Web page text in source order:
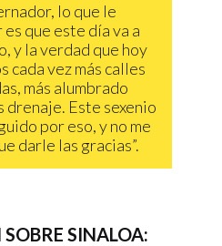
lo que le
que este día va a
y la verdad que hoy
cada vez más calles
más alumbrado
drenaje. Este sexenio
por eso, y no me
darle las gracias”.
SINALOA: